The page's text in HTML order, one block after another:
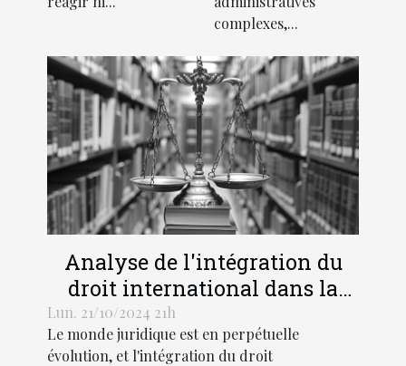
complexes,...
Analyse de l'intégration du
droit international dans la
légalité pénale moderne
Lun. 21/10/2024 21h
Le monde juridique est en perpétuelle
évolution, et l'intégration du droit